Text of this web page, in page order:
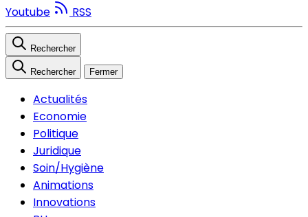
Youtube
RSS
Rechercher
Rechercher Fermer
Actualités
Economie
Politique
Juridique
Soin/Hygiène
Animations
Innovations